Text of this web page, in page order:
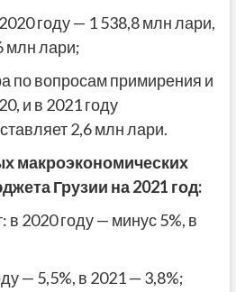
году — 1 538,8 млн лари,
млн лари;
по вопросам примирения и
и в 2021 году
2,6 млн лари.
макроэкономических
Грузии на 2021 год:
в 2020 году — минус 5%, в
— 5,5%, в 2021 — 3,8%;